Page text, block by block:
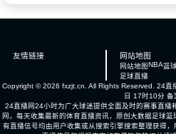
友情链接 网站地图
网站地图 NBA篮
足球直播
Copyright © 2026 fxzjt.cn. All Rights Reserved. 24直
日 17时10分 备
24直播网24小时为广大球迷提供全面及时的赛事直播
网，每天收集最新的体育直播资讯，原创大数据足球
有直播信号均由用户收集或从搜索引擎搜索整理获得